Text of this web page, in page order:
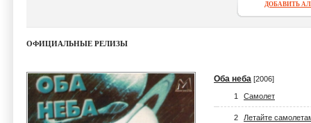
ДОБАВИТЬ
ОФИЦИАЛЬНЫЕ РЕЛИЗЫ
Оба неба [2006]
1 Самолет
2 Летайте